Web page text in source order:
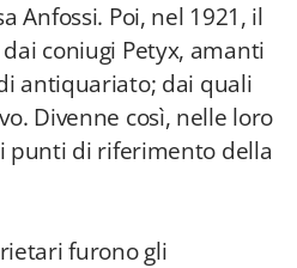
Anfossi. Poi, nel 1921, il
coniugi Petyx, amanti
antiquariato; dai quali
Divenne così, nelle loro
punti di riferimento della
furono gli